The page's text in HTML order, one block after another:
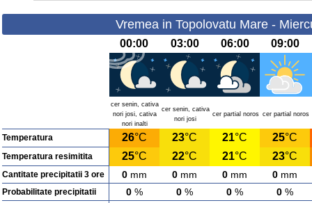
Vremea in Topolovatu Mare -
00:00 03:00 06:00 09:00
cer senin, cativa
nori josi, cativa
nori inalti
cer senin, cativa
nori josi
cer partial noros cer partial noros
Temperatura 26°C 23°C 21°C 25°C
Temperatura resimitita 25°C 22°C 21°C 23°C
Cantitate precipitatii 3 ore 0 mm 0 mm 0 mm 0 mm
Probabilitate precipitatii 0 % 0 % 0 % 0 %